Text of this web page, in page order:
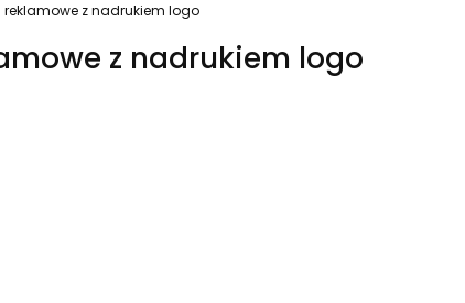
reklamowe z nadrukiem logo
z nadrukiem logo